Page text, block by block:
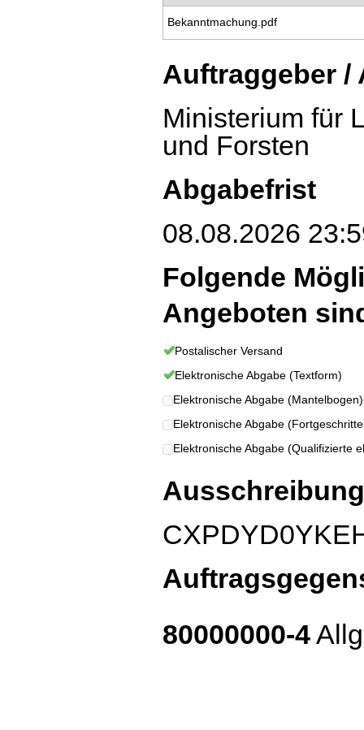
Bekanntmachung.pdf
Auftraggeber /
Ministerium für
und Forsten
Abgabefrist
08.08.2026
Folgende
Angeboten
Postalischer Versand
Elektronische Abgabe (Textform)
Elektronische Abgabe (Mantelbogen)
Elektronische Abgabe
Elektronische Abgabe (Qualifizierte
80000000-4